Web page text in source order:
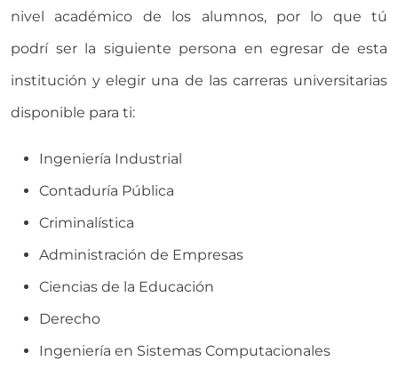
nivel académico de los alumnos, por lo que tú
podrí ser la siguiente persona en egresar de esta
institución y elegir una de las carreras universitarias
disponible para ti:
Ingeniería Industrial
Contaduría Pública
Criminalística
Administración de Empresas
Ciencias de la Educación
Derecho
Ingeniería en Sistemas Computacionales